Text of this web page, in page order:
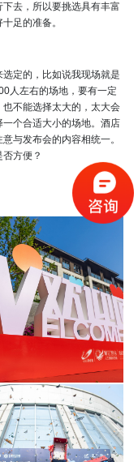
去，所以要挑选具有丰富
足的准备。
定的，比如说我现场就是
人左右的场地，要有一定
不能选择太大的，太大会
个合适大小的场地。酒店
与发布会的内容相统一。
方便？